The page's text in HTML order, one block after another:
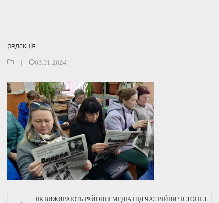
редакція
03.01.2024
ЯК ВИЖИВАЮТЬ РАЙОННІ МЕДІА ПІД ЧАС ВІЙНИ? ІСТОРІЇ З